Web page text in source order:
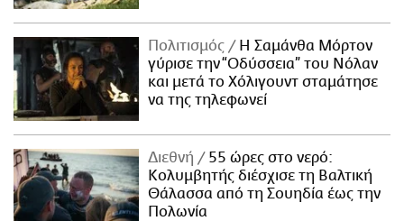
Πολιτισμός
Η Σαμάνθα Μόρτον
γύρισε την “Οδύσσεια” του Νόλαν
και μετά το Χόλιγουντ σταμάτησε
να της τηλεφωνεί
Διεθνή
55 ώρες στο νερό:
Κολυμβητής διέσχισε τη Βαλτική
Θάλασσα από τη Σουηδία έως την
Πολωνία